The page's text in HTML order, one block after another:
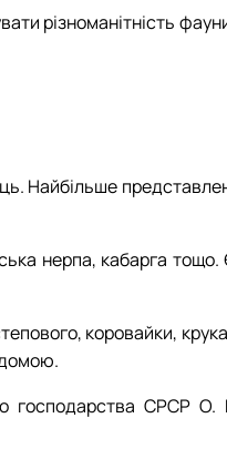
різноманітність
Найбільше
нерпа, кабарга тощо.
коровайки, крука
господарства СРСР О.